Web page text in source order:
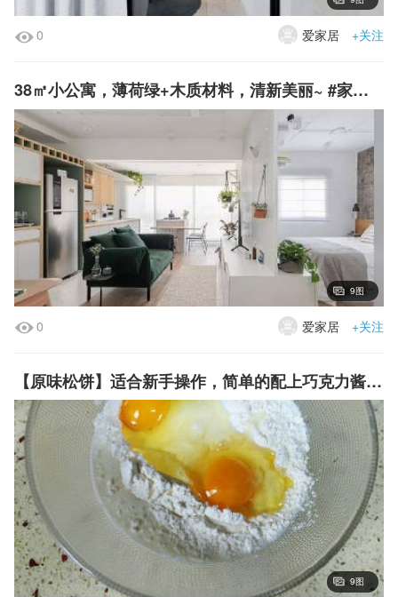
0 +关注
爱家居
38㎡小公寓，薄荷绿+木质材料，清新美丽~ #家居装修#
9图
0 +关注
爱家居
【原味松饼】适合新手操作，简单的配上巧克力酱或蜂蜜，搭配一杯咖啡或果汁，营养就全面咯！
9图